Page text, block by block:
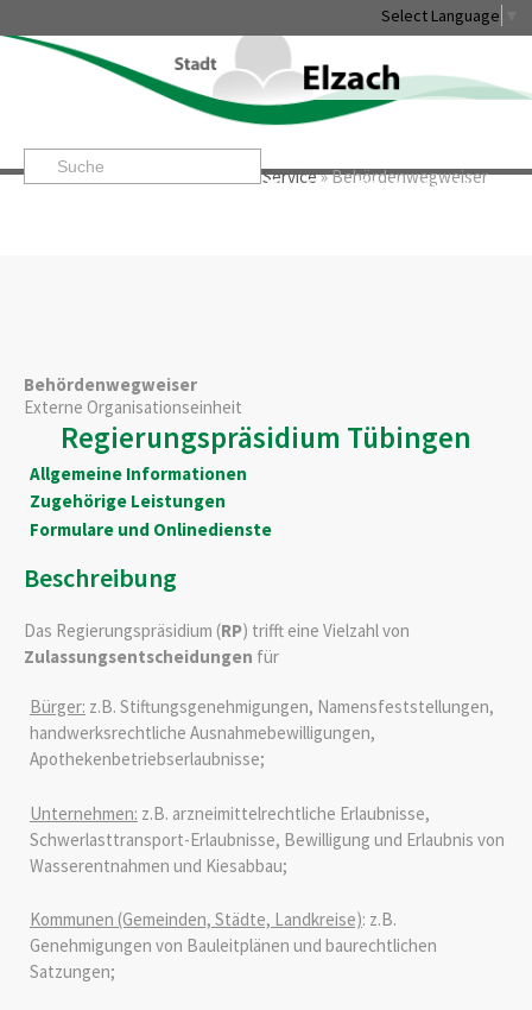
Select Language
Startseite» »Service»Behördenwegweiser
Leben & Erleben Rathaus & Service Stadtentwicklung &
Behördenwegweiser
Externe Organisationseinheit
Regierungspräsidium Tübingen
Allgemeine Informationen
Zugehörige Leistungen
Formulare und Onlinedienste
Beschreibung
Das Regierungspräsidium (RP) trifft eine Vielzahl von
Zulassungsentscheidungen für
Bürger: z.B. Stiftungsgenehmigungen, Namensfeststellungen,
handwerksrechtliche Ausnahmebewilligungen,
Apothekenbetriebserlaubnisse;
Unternehmen: z.B. arzneimittelrechtliche Erlaubnisse,
Schwerlasttransport-Erlaubnisse, Bewilligung und Erlaubnis von
Wasserentnahmen und Kiesabbau;
Kommunen (Gemeinden, Städte, Landkreise): z.B.
Genehmigungen von Bauleitplänen und baurechtlichen
Satzungen;